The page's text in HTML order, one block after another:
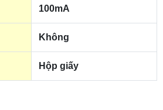
100mA
Không
Hộp giấy